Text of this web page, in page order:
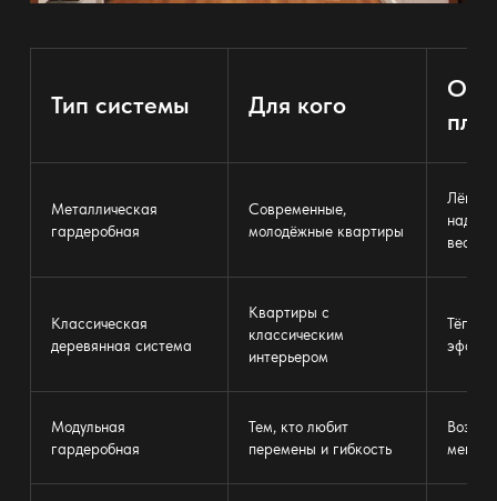
Тип системы Для кого
Металлическая
гардеробная
Современные,
молодёжные квартиры
вес
Классическая
деревянная система
Квартиры с
классическим
интерьером
Модульная
гардеробная
Тем, кто любит
перемены и гибкость